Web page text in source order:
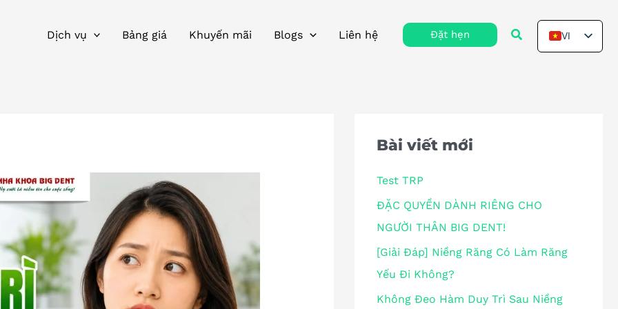
Dịch vụ Bảng giá Khuyến mãi Blogs Liên hệ Đặt hẹn
Tìm
kiếm
VI
Bài viết mới
Test TRP
ĐẶC QUYỀN DÀNH RIÊNG CHO
NGƯỜI THÂN BIG DENT!
[Giải Đáp] Niềng Răng Có Làm Răng
Yếu Đi Không?
Không Đeo Hàm Duy Trì Sau Niềng